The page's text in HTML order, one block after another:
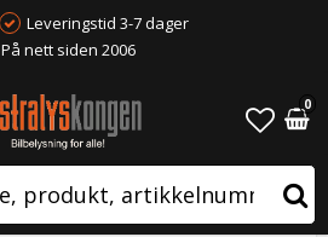
Leveringstid 3-7 dager
På nett siden 2006
0